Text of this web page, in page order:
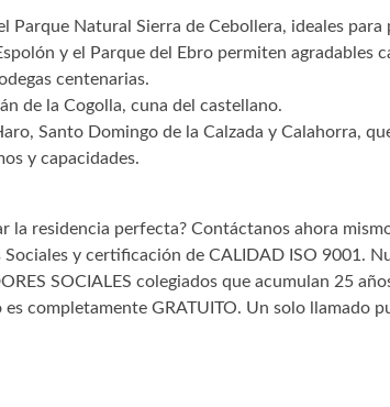
Parque Natural Sierra de Cebollera, ideales para
y el Parque del Ebro permiten agradables
centenarias.
de la Cogolla, cuna del castellano.
Santo Domingo de la Calzada y Calahorra,
y capacidades.
la residencia perfecta? Contáctanos ahora
y certificación de CALIDAD ISO 9001.
SOCIALES colegiados que acumulan 25
completamente GRATUITO. Un solo llamado